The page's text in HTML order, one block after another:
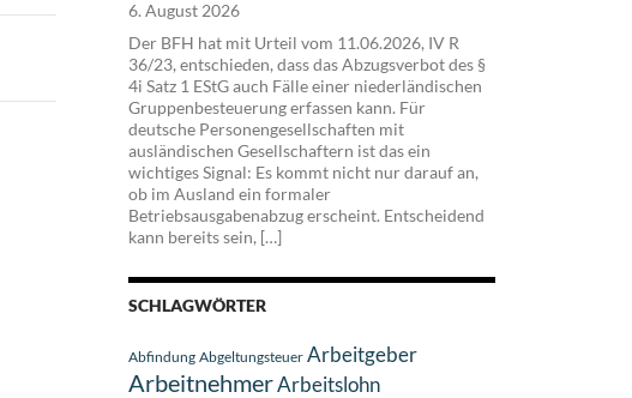
6. August 2026
Der BFH hat mit Urteil vom 11.06.2026, IV R
36/23, entschieden, dass das Abzugsverbot des §
4i Satz 1 EStG auch Fälle einer niederländischen
Gruppenbesteuerung erfassen kann. Für
deutsche Personengesellschaften mit
ausländischen Gesellschaftern ist das ein
wichtiges Signal: Es kommt nicht nur darauf an,
ob im Ausland ein formaler
Betriebsausgabenabzug erscheint. Entscheidend
kann bereits sein, […]
SCHLAGWÖRTER
Abfindung Abgeltungsteuer Arbeitgeber
ArbeitnehmerArbeitslohn